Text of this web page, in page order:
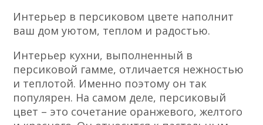
Интерьер в персиковом цвете наполнит
ваш дом уютом, теплом и радостью.
Интерьер кухни, выполненный в
персиковой гамме, отличается нежностью
и теплотой. Именно поэтому он так
популярен. На самом деле, персиковый
цвет – это сочетание оранжевого, желтого